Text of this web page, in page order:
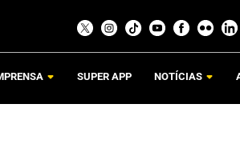
SUPER APP NOTÍCIAS